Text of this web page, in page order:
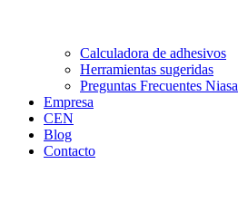
Calculadora de adhesivos
Herramientas sugeridas
Preguntas Frecuentes Niasa
Empresa
CEN
Blog
Contacto